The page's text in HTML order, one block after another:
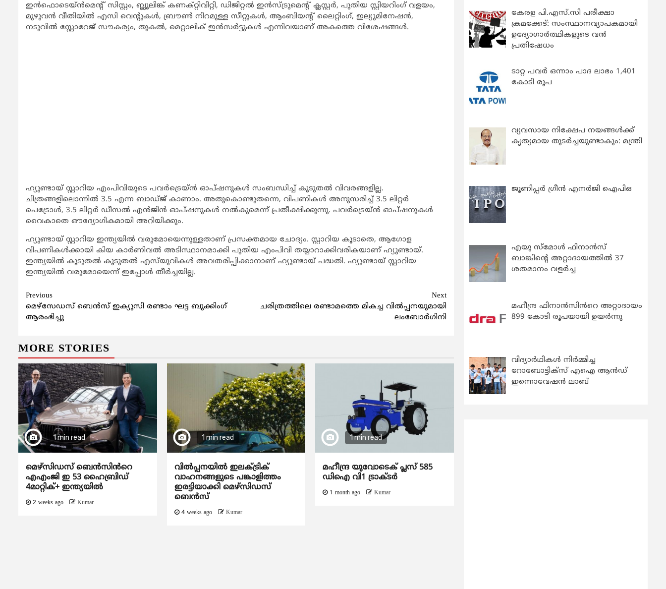
ഇന്‍ഫൊടെയ്ന്‍മെന്റ് സിസ്റ്റം, ബ്ലൂലിങ്ക് കണക്റ്റിവിറ്റി, ഡിജിറ്റല്‍ ഇന്‍സ്ട്രുമെന്റ് ക്ലസ്റ്റര്‍, പുതിയ സ്റ്റിയറിംഗ് വളയം,
മുഴുവന്‍ വീതിയില്‍ എസി വെന്റുകള്‍, ബ്രൗണ്‍ നിറമുള്ള സീറ്റുകള്‍, ആംബിയന്റ് ലൈറ്റിംഗ്, ഇല്യുമിനേഷന്‍,
നടുവില്‍ സ്റ്റോറേജ് സൗകര്യം, തുകല്‍, മെറ്റാലിക് ഇന്‍സര്‍ട്ടുകള്‍ എന്നിവയാണ് അകത്തെ വിശേഷങ്ങള്‍.
ഹ്യുണ്ടായ് സ്റ്റാറിയ എംപിവിയുടെ പവര്‍ട്രെയ്ന്‍ ഓപ്ഷനുകള്‍ സംബന്ധിച്ച് കൂടുതല്‍ വിവരങ്ങളില്ല.
ചിത്രങ്ങളിലൊന്നില്‍ 3.5 എന്ന ബാഡ്ജ് കാണാം. അതുകൊണ്ടുതന്നെ, വിപണികള്‍ അനുസരിച്ച് 3.5 ലിറ്റര്‍
പെട്രോള്‍, 3.5 ലിറ്റര്‍ ഡീസല്‍ എന്‍ജിന്‍ ഓപ്ഷനുകള്‍ നല്‍കുമെന്ന് പ്രതീക്ഷിക്കുന്നു. പവര്‍ട്രെയ്ന്‍ ഓപ്ഷനുകള്‍
വൈകാതെ ഔദ്യോഗികമായി അറിയിക്കും.
ഹ്യുണ്ടായ് സ്റ്റാറിയ ഇന്ത്യയില്‍ വരുമോയെന്നുള്ളതാണ് പ്രസക്തമായ ചോദ്യം. സ്റ്റാറിയ കൂടാതെ, ആഗോള
വിപണികള്‍ക്കായി കിയ കാര്‍ണിവല്‍ അടിസ്ഥാനമാക്കി പുതിയ എംപിവി തയ്യാറാക്കിവരികയാണ് ഹ്യുണ്ടായ്.
ഇന്ത്യയില്‍ കൂടുതല്‍ കൂടുതല്‍ എസ്‌യുവികള്‍ അവതരിപ്പിക്കാനാണ് ഹ്യുണ്ടായ് പദ്ധതി. ഹ്യുണ്ടായ് സ്റ്റാറിയ
ഇന്ത്യയില്‍ വരുമോയെന്ന് ഇപ്പോള്‍ തീര്‍ച്ചയില്ല.
Continue
Reading
Previous
മെഴ്‌സേഡസ് ബെന്‍സ് ഇക്യുസി രണ്ടാം ഘട്ട ബുക്കിംഗ്
ആരംഭിച്ചു
Next
ചരിത്രത്തിലെ രണ്ടാമത്തെ മികച്ച വില്‍പ്പനയുമായി
ലംബോര്‍ഗിനി
MORE STORIES
1 min read
മെഴ്‌സിഡസ് ബെൻസിൻറെ
എഎംജി ഇ 53 ഹൈബ്രിഡ്
4മാറ്റിക്+ ഇന്ത്യയിൽ
2 weeks ago Kumar
1 min read
വിൽപ്പനയിൽ ഇലക്ട്രിക്
വാഹനങ്ങളുടെ പങ്കാളിത്തം
ഇരട്ടിയാക്കി മെഴ്‌സിഡസ്
ബെൻസ്
4 weeks ago Kumar
1 min read
മഹീന്ദ്ര യുവോടെക് പ്ലസ് 585
ഡിഐ വി1 ട്രാക്ടർ
1 month ago Kumar
കേരള പി.എസ്.സി പരീക്ഷാ
ക്രമക്കേട്: സംസ്ഥാനവ്യാപകമായി
ഉദ്യോഗാര്‍ത്ഥികളുടെ വന്‍
പ്രതിഷേധം
ടാറ്റ പവർ ഒന്നാം പാദ ലാഭം 1,401
കോടി രൂപ
വ്യവസായ നിക്ഷേപ നയങ്ങള്‍ക്ക്
കൃത്യമായ തുടര്‍ച്ചയുണ്ടാകും: മന്ത്രി
ജൂണിപ്പർ ഗ്രീൻ എനർജി ഐപിഒ
എയു സ്‌മോൾ ഫിനാൻസ്
ബാങ്കിന്റെ അറ്റാദായത്തിൽ 37
ശതമാനം വളർച്ച
മഹീന്ദ്ര ഫിനാൻസിൻറെ അറ്റാദായം
899 കോടി രൂപയായി ഉയർന്നു
വിദ്യാര്‍ഥികള്‍ നിര്‍മ്മിച്ച
റോബോട്ടിക്സ് എഐ ആന്‍ഡ്
ഇന്നൊവേഷന്‍ ലാബ്